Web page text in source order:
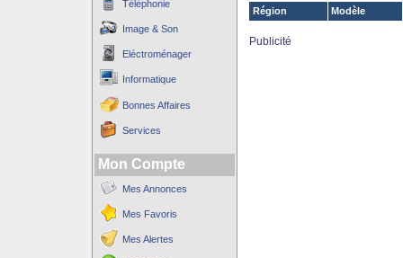
Téléphonie
Image & Son
Eléctroménager
Informatique
Bonnes Affaires
Services
Mon Compte
Mes Annonces
Mes Favoris
Mes Alertes
Région
Modèle
Publicité